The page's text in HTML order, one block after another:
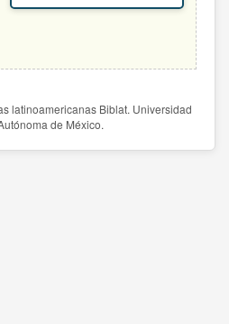
latinoamericanas Biblat. Universidad
de México.